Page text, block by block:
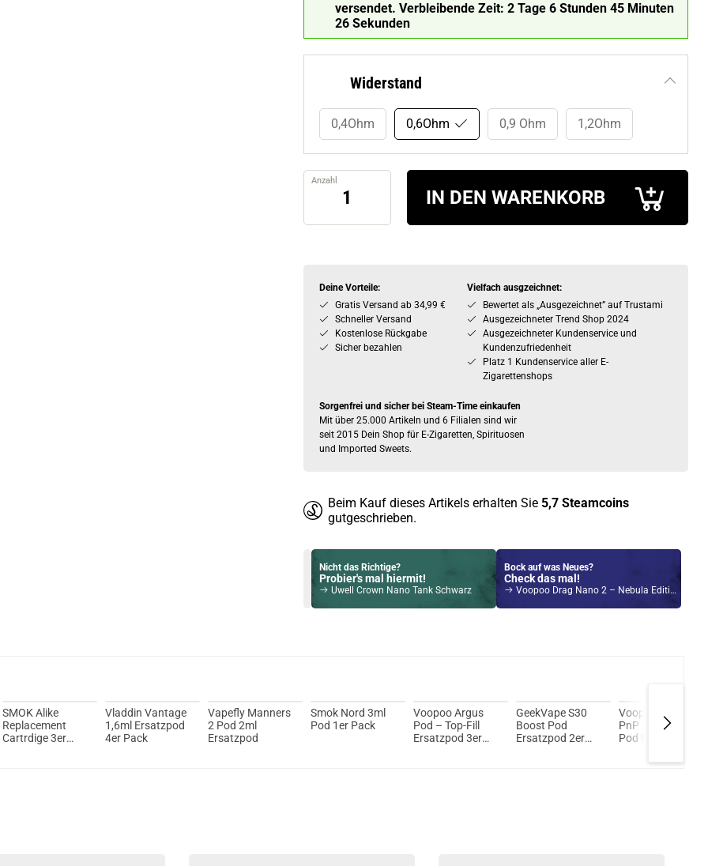
versendet. Verbleibende Zeit: 2 Tage 6 Stunden 45 Minuten
26 Sekunden
Widerstand
0,4Ohm 0,6Ohm 0,9 Ohm 1,2Ohm
Anzahl
IN DEN WARENKORB
Deine Vorteile:
Gratis Versand ab 34,99 €
Schneller Versand
Kostenlose Rückgabe
Sicher bezahlen
Vielfach ausgzeichnet:
Bewertet als „Ausgezeichnet” auf Trustami
Ausgezeichneter Trend Shop 2024
Ausgezeichneter Kundenservice und
Kundenzufriedenheit
Platz 1 Kundenservice aller E-
Zigarettenshops
Sorgenfrei und sicher bei Steam-Time einkaufen
Mit über 25.000 Artikeln und 6 Filialen sind wir
seit 2015 Dein Shop für E-Zigaretten, Spirituosen
und Imported Sweets.
Beim Kauf dieses Artikels erhalten Sie 5,7 Steamcoins
gutgeschrieben.
Nicht das Richtige?
Probier's mal hiermit!
Uwell Crown Nano Tank Schwarz
Bock auf was Neues?
Check das mal!
Voopoo Drag Nano 2 – Nebula Edition 800mAh 2ml Pod System Kit Gold
SMOK Alike
Replacement
Cartrdige 3er
Vladdin Vantage
1,6ml Ersatzpod
4er Pack
Vapefly Manners
2 Pod 2ml
Ersatzpod
Smok Nord 3ml
Pod 1er Pack
Voopoo Argus
Pod – Top-Fill
Ersatzpod 3er
GeekVape S30
Boost Pod
Ersatzpod 2er
Voopoo Vinci
PnP X DTL Leer-
Pod Ersatzpod